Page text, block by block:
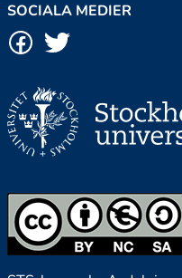
SOCIALA MEDIER